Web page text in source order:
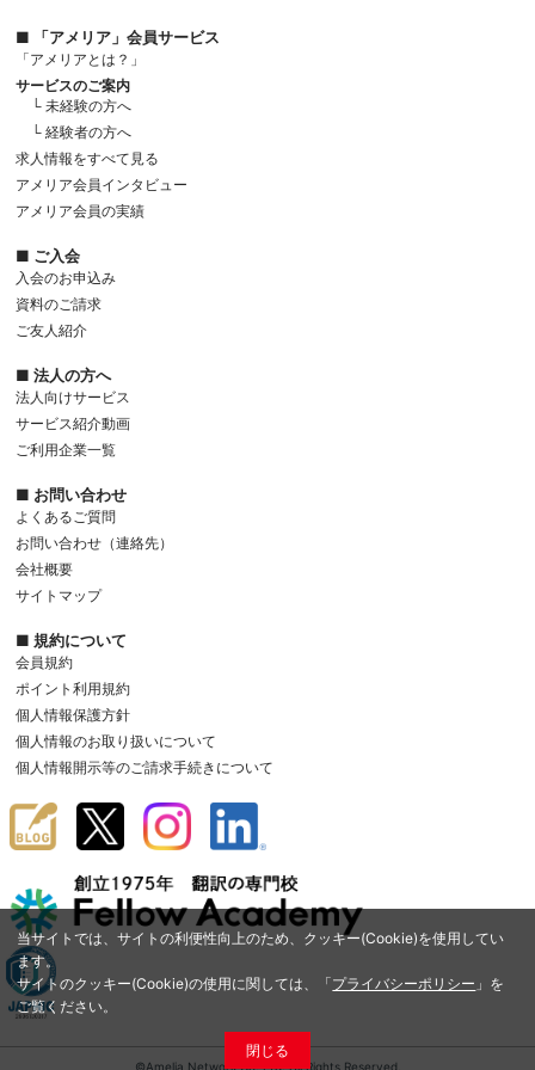
当サイトでは、サイトの利便性向上のため、クッキー(Cookie)を使用してい
ます。
サイトのクッキー(Cookie)の使用に関しては、「プライバシーポリシー 」を
ご覧ください。
閉じる
■ 「アメリア」会員サービス
「アメリアとは？」
サービスのご案内
└ 未経験の方へ
└ 経験者の方へ
求人情報をすべて見る
アメリア会員インタビュー
アメリア会員の実績
■ ご入会
入会のお申込み
資料のご請求
ご友人紹介
■ 法人の方へ
法人向けサービス
サービス紹介動画
ご利用企業一覧
■ お問い合わせ
よくあるご質問
お問い合わせ（連絡先）
会社概要
サイトマップ
■ 規約について
会員規約
ポイント利用規約
個人情報保護方針
個人情報のお取り扱いについて
個人情報開示等のご請求手続きについて
©Amelia Network Co.,Ltd. All Rights Reserved.